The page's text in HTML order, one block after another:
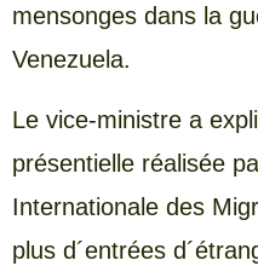
mensonges dans la
Venezuela.
Le vice-ministre a
présentielle réalisée
Internationale des
plus d´entrées